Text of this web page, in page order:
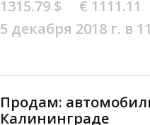
1315.79 $
€ 1111.11
5 декабря 2018 г. в
Продам:
Калининграде